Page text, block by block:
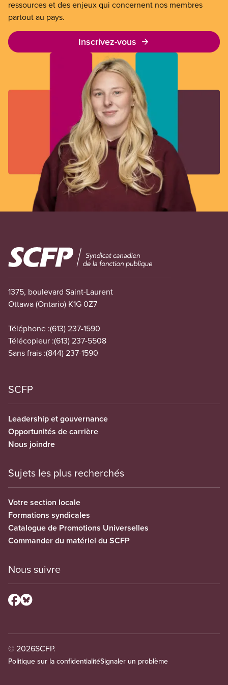
ressources et des enjeux qui concernent nos membres
partout au pays.
Inscrivez-vous
Image
1375, boulevard Saint-Laurent
Ottawa (Ontario) K1G 0Z7
Téléphone :(613) 237-1590
Télécopieur :(613) 237-5508
Sans frais :(844) 237-1590
SCFP
Leadership et gouvernance
Opportunités de carrière
Nous joindre
Sujets les plus recherchés
Votre section locale
Formations syndicales
Catalogue de Promotions Universelles
Commander du matériel du SCFP
Nous suivre
© 2026SCFP.
Politique sur la confidentialitéSignaler un problème